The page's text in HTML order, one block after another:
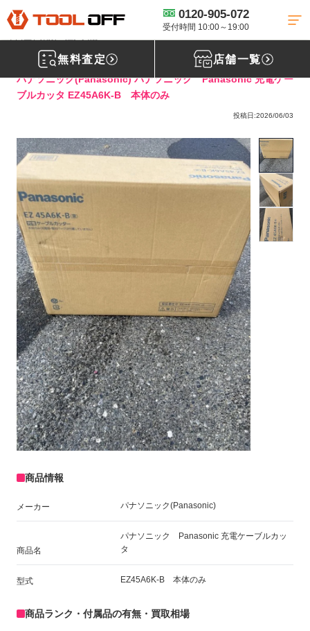
0120-905-072
受付時間 10:00～19:00
無料査定 店舗一覧
工具買取TOP 圧着工具買取 電動油圧式多機能工具
【買取実績】パ
ナソニック Panasonic 充電ケーブルカッタ EZ45A6K-B 本体のみ ［東京都
パナソニック(Panasonic) パナソニック Panasonic 充電ケー
ブルカッタ EZ45A6K-B 本体のみ
投稿日:2026/06/03
商品情報
メーカー パナソニック(Panasonic)
商品名
パナソニック Panasonic 充電ケーブルカッ
タ
型式 EZ45A6K-B 本体のみ
商品ランク・付属品の有無・買取相場